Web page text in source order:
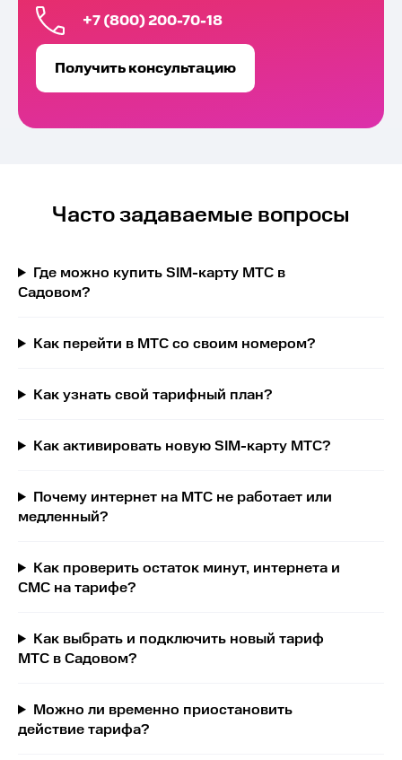
+7 (800) 200-70-18
Получить консультацию
Часто задаваемые вопросы
Где можно купить SIM-карту МТС в
Садовом?
Как перейти в МТС со своим номером?
Как узнать свой тарифный план?
Как активировать новую SIM-карту МТС?
Почему интернет на МТС не работает или
медленный?
Как проверить остаток минут, интернета и
СМС на тарифе?
Как выбрать и подключить новый тариф
МТС в Садовом?
Можно ли временно приостановить
действие тарифа?